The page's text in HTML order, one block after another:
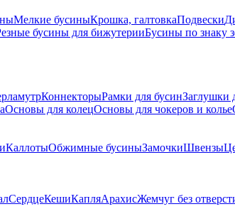
Мелкие бусиныКрошка, галтовкаПодвески
бусины для бижутерииБусины по знаку
КоннекторыРамки для бусинЗаглушки
Основы для колецОсновы для чокеров и колье
КаллотыОбжимные бусиныЗамочкиШвензы
СердцеКешиКапляАрахисЖемчуг без